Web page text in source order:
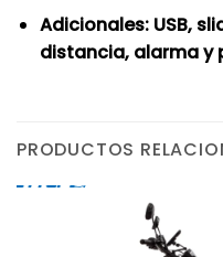
Adicionales: USB,
distancia, alarma y
PRODUCTOS